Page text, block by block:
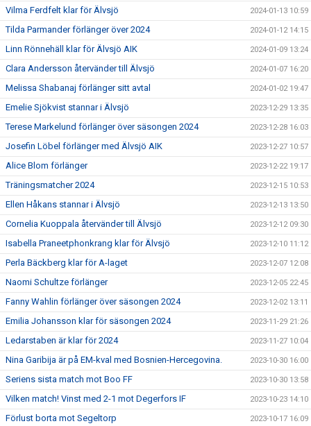
Vilma Ferdfelt klar för Älvsjö 2024-01-13 10:59
Tilda Parmander förlänger över 2024 2024-01-12 14:15
Linn Rönnehäll klar för Älvsjö AIK 2024-01-09 13:24
Clara Andersson återvänder till Älvsjö 2024-01-07 16:20
Melissa Shabanaj förlänger sitt avtal 2024-01-02 19:47
Emelie Sjökvist stannar i Älvsjö 2023-12-29 13:35
Terese Markelund förlänger över säsongen 2024 2023-12-28 16:03
Josefin Löbel förlänger med Älvsjö AIK 2023-12-27 10:57
Alice Blom förlänger 2023-12-22 19:17
Träningsmatcher 2024 2023-12-15 10:53
Ellen Håkans stannar i Älvsjö 2023-12-13 13:50
Cornelia Kuoppala återvänder till Älvsjö 2023-12-12 09:30
Isabella Praneetphonkrang klar för Älvsjö 2023-12-10 11:12
Perla Bäckberg klar för A-laget 2023-12-07 12:08
Naomi Schultze förlänger 2023-12-05 22:45
Fanny Wahlin förlänger över säsongen 2024 2023-12-02 13:11
Emilia Johansson klar för säsongen 2024 2023-11-29 21:26
Ledarstaben är klar för 2024 2023-11-27 10:04
Nina Garibija är på EM-kval med Bosnien-Hercegovina. 2023-10-30 16:00
Seriens sista match mot Boo FF 2023-10-30 13:58
Vilken match! Vinst med 2-1 mot Degerfors IF 2023-10-23 14:10
Förlust borta mot Segeltorp 2023-10-17 16:09